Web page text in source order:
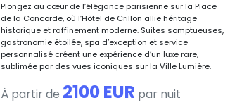
Plongez au cœur de l’élégance parisienne sur la Place
de la Concorde, où l’Hôtel de Crillon allie héritage
historique et raffinement moderne. Suites somptueuses,
gastronomie étoilée, spa d’exception et service
personnalisé créent une expérience d’un luxe rare,
sublimée par des vues iconiques sur la Ville Lumière.
À partir de 2100 EUR par nuit